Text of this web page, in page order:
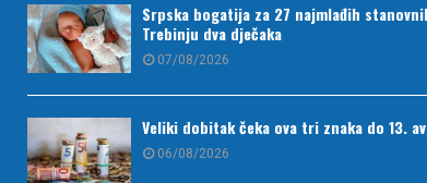
Srpska bogatija za 27 najmlađih
Trebinju dva dječaka
07/08/2026
Veliki dobitak čeka ova tri znaka do 13.
06/08/2026